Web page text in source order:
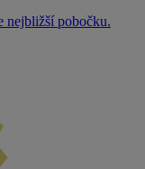
nejbližší pobočku.